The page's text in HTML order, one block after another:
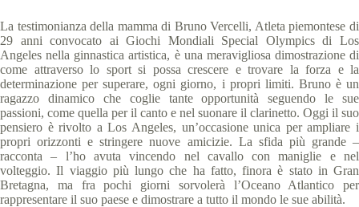
La testimonianza della mamma di Bruno Vercelli, Atleta piemontese di
29 anni convocato ai Giochi Mondiali Special Olympics di Los
Angeles nella ginnastica artistica, è una meravigliosa dimostrazione di
come attraverso lo sport si possa crescere e trovare la forza e la
determinazione per superare, ogni giorno, i propri limiti. Bruno è un
ragazzo dinamico che coglie tante opportunità seguendo le sue
passioni, come quella per il canto e nel suonare il clarinetto. Oggi il suo
pensiero è rivolto a Los Angeles, un’occasione unica per ampliare i
propri orizzonti e stringere nuove amicizie. La sfida più grande –
racconta – l’ho avuta vincendo nel cavallo con maniglie e nel
volteggio. Il viaggio più lungo che ha fatto, finora è stato in Gran
Bretagna, ma fra pochi giorni sorvolerà l’Oceano Atlantico per
rappresentare il suo paese e dimostrare a tutto il mondo le sue abilità.